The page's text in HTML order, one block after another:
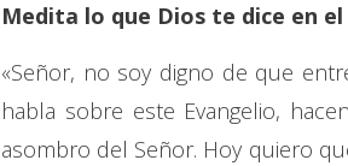
Medita lo que Dios te dice en
«Señor, no soy digno de que
habla sobre este Evangelio,
asombro del Señor. Hoy quiero